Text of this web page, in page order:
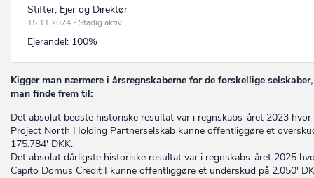
Stifter, Ejer og Direktør
15.11.2024 - Stadig aktiv
Ejerandel: 100%
Kigger man nærmere i årsregnskaberne for de forskellige
man finde frem til:
Det absolut bedste historiske resultat var i regnskabs-året 2023 hvor
Project North Holding Partnerselskab kunne offentliggøre et
175.784' DKK.
Det absolut dårligste historiske resultat var i regnskabs-året 2025
Capito Domus Credit I kunne offentliggøre et underskud på 2.050'